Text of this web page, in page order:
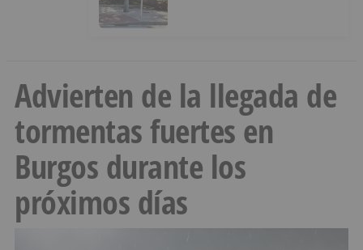
Advierten de la llegada de
tormentas fuertes en
Burgos durante los
próximos días